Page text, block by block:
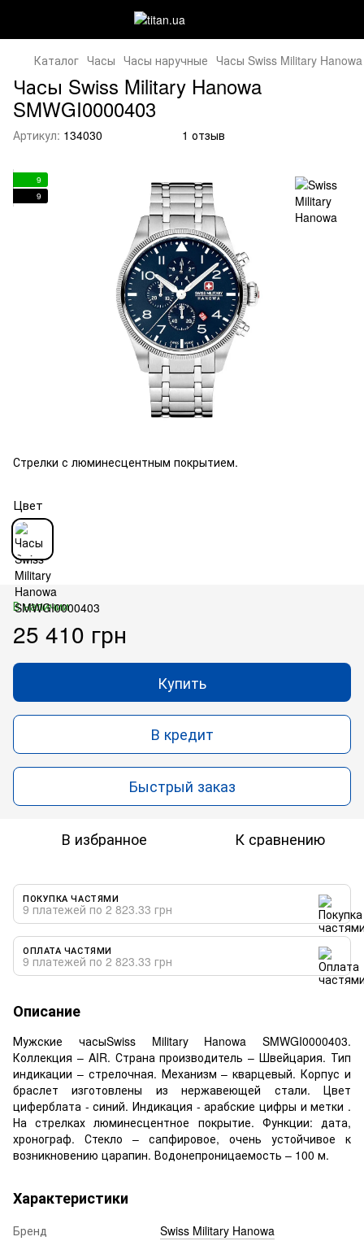
Каталог Часы Часы наручные Часы Swiss Military
Часы Swiss Military Hanowa
SMWGI0000403
Артикул: 134030 1 отзыв
9
9
Стрелки с люминесцентным покрытием.
Цвет
В наличии
25 410 грн
Купить
В кредит
Быстрый заказ
В избранное К сравнению
ПОКУПКА ЧАСТЯМИ
9 платежей по 2 823.33 грн
ОПЛАТА ЧАСТЯМИ
9 платежей по 2 823.33 грн
Описание
Мужские часыSwiss Military Hanowa SMWGI0000403.
Коллекция – AIR. Страна производитель – Швейцария. Тип
индикации – стрелочная. Механизм – кварцевый. Корпус и
браслет изготовлены из нержавеющей стали. Цвет
циферблата - синий. Индикация - арабские цифры и метки .
На стрелках люминесцентное покрытие. Функции: дата,
хронограф. Стекло – сапфировое, очень устойчивое к
возникновению царапин. Водонепроницаемость – 100 м.
Характеристики
Бренд
Swiss Military Hanowa